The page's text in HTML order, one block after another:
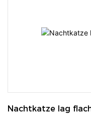
Nachtkatze lag